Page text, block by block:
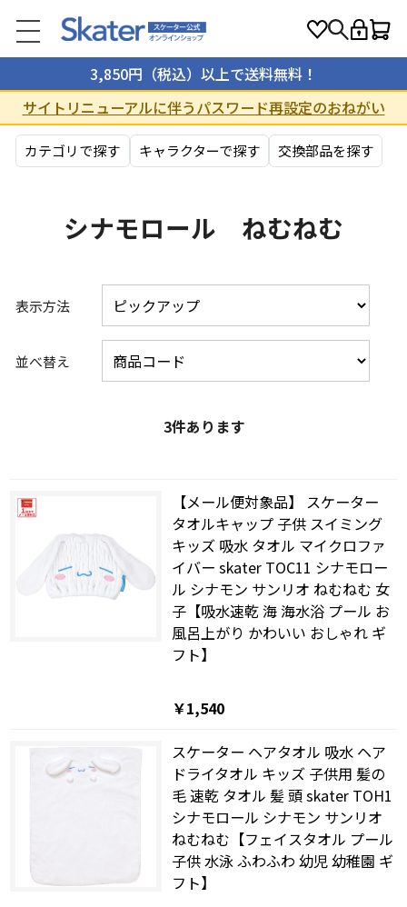
3,850円（税込）以上で送料無料！
サイトリニューアルに伴うパスワード再設定のおねがい
カテゴリで探す キャラクターで探す 交換部品を探す
シナモロール ねむねむ
表示方法
並べ替え
3件あります
【メール便対象品】 スケーター
タオルキャップ 子供 スイミング
キッズ 吸水 タオル マイクロファ
イバー skater TOC11 シナモロー
ル シナモン サンリオ ねむねむ 女
子【吸水速乾 海 海水浴 プール お
風呂上がり かわいい おしゃれ ギ
フト】
￥1,540
スケーター ヘアタオル 吸水 ヘア
ドライタオル キッズ 子供用 髪の
毛 速乾 タオル 髪 頭 skater TOH1
シナモロール シナモン サンリオ
ねむねむ【フェイスタオル プール
子供 水泳 ふわふわ 幼児 幼稚園 ギ
フト】